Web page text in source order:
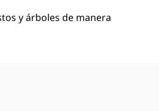
y árboles de manera